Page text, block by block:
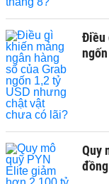
Điều
Quy